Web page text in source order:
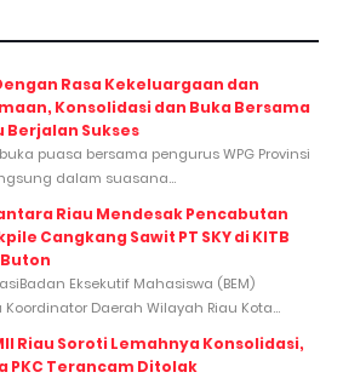
Rasa Kekeluargaan dan
Konsolidasi dan Buka Bersama
Berjalan Sukses
puasa bersama pengurus WPG Provinsi
dalam suasana...
Riau Mendesak Pencabutan
Cangkang Sawit PT SKY di KITB
Eksekutif Mahasiswa (BEM)
Daerah Wilayah Riau Kota...
Riau Soroti Lemahnya Konsolidasi,
PKC Terancam Ditolak